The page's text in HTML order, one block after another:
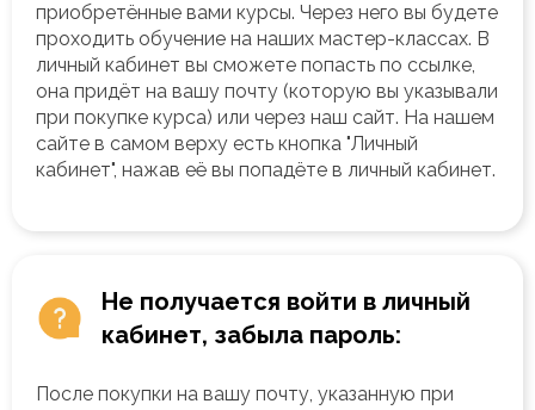
приобретённые вами курсы. Через него вы будете
проходить обучение на наших мастер-классах. В
личный кабинет вы сможете попасть по ссылке,
она придёт на вашу почту (которую вы указывали
при покупке курса) или через наш сайт. На нашем
сайте в самом верху есть кнопка "Личный
кабинет", нажав её вы попадёте в личный кабинет.
Не получается войти в личный
кабинет, забыла пароль:
После покупки на вашу почту, указанную при